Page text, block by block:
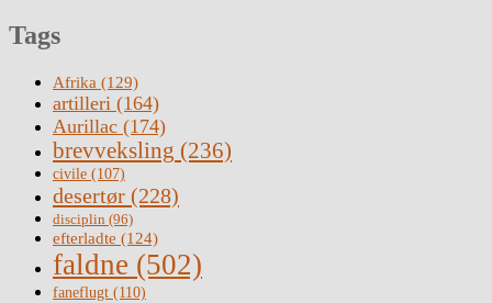
Tags
Afrika (129)
artilleri (164)
Aurillac (174)
brevveksling (236)
civile (107)
desertør (228)
disciplin (96)
efterladte (124)
faldne (502)
faneflugt (110)